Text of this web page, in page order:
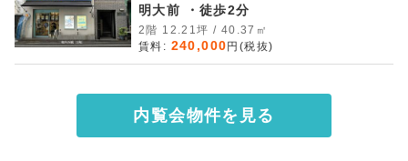
明大前 ・徒歩2分
2階 12.21坪 / 40.37㎡
賃料: 240,000 円(税抜)
内覧会物件を見る